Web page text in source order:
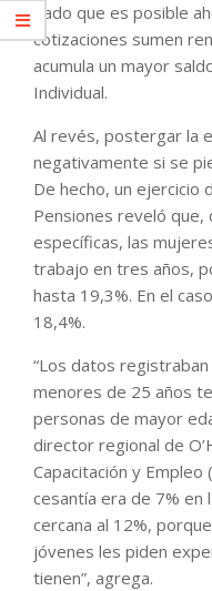
dado que es posible
cotizaciones sumen
acumula un mayor
Individual.
Al revés, postergar la
negativamente si se
De hecho, un ejercicio
Pensiones reveló que,
específicas, las
trabajo en tres años,
hasta 19,3%. En el
18,4%.
“Los datos
menores de 25 años
personas de mayor
director regional de
Capacitación y Empleo
cesantía era de 7% en
cercana al 12%,
jóvenes les piden
tienen”, agrega.